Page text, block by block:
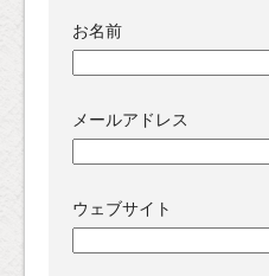
お名前
メールアドレス
ウェブサイト